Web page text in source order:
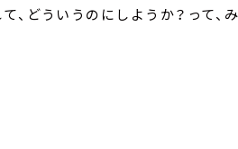
、どういうのにしようか？って、